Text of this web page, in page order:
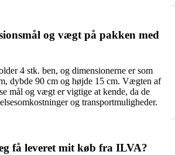
og vægt på pakken med
4 stk. ben, og dimensionerne er som
dybde 90 cm og højde 15 cm. Vægten af
mål og vægt er vigtige at kende, da de
og transportmuligheder.
få leveret mit køb fra ILVA?